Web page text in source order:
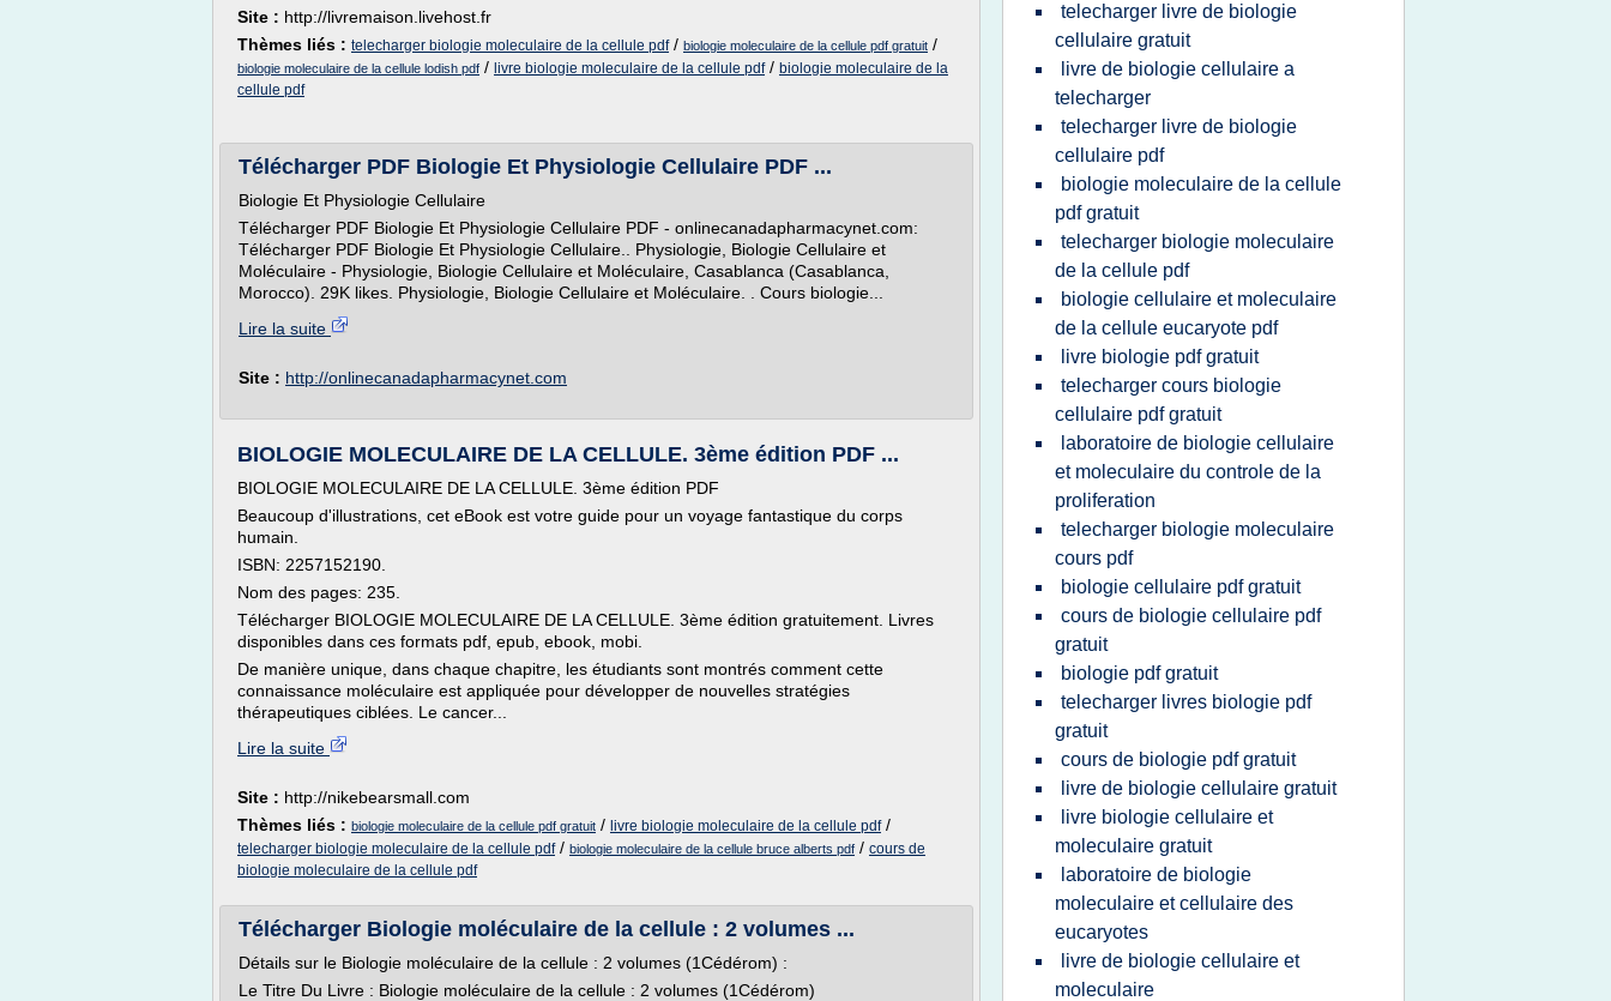
Site : http://livremaison.livehost.fr
Thèmes liés : telecharger biologie moleculaire de la cellule pdf/ biologie moleculaire de la cellule pdf gratuit /
biologie moleculaire de la cellule lodish pdf / livre biologie moleculaire de la cellule pdf/ biologie moleculaire de la
cellule pdf
Télécharger PDF Biologie Et Physiologie Cellulaire PDF ...
Biologie Et Physiologie Cellulaire
Télécharger PDF Biologie Et Physiologie Cellulaire PDF - onlinecanadapharmacynet.com:
Télécharger PDF Biologie Et Physiologie Cellulaire.. Physiologie, Biologie Cellulaire et
Moléculaire - Physiologie, Biologie Cellulaire et Moléculaire, Casablanca (Casablanca,
Morocco). 29K likes. Physiologie, Biologie Cellulaire et Moléculaire. . Cours biologie...
Lire la suite
Site : http://onlinecanadapharmacynet.com
BIOLOGIE MOLECULAIRE DE LA CELLULE. 3ème édition PDF ...
BIOLOGIE MOLECULAIRE DE LA CELLULE. 3ème édition PDF
Beaucoup d'illustrations, cet eBook est votre guide pour un voyage fantastique du corps
humain.
ISBN: 2257152190.
Nom des pages: 235.
Télécharger BIOLOGIE MOLECULAIRE DE LA CELLULE. 3ème édition gratuitement. Livres
disponibles dans ces formats pdf, epub, ebook, mobi.
De manière unique, dans chaque chapitre, les étudiants sont montrés comment cette
connaissance moléculaire est appliquée pour développer de nouvelles stratégies
thérapeutiques ciblées. Le cancer...
Lire la suite
Site : http://nikebearsmall.com
Thèmes liés : biologie moleculaire de la cellule pdf gratuit / livre biologie moleculaire de la cellule pdf/
telecharger biologie moleculaire de la cellule pdf/ biologie moleculaire de la cellule bruce alberts pdf / cours de
biologie moleculaire de la cellule pdf
Télécharger Biologie moléculaire de la cellule : 2 volumes ...
Détails sur le Biologie moléculaire de la cellule : 2 volumes (1Cédérom) :
Le Titre Du Livre : Biologie moléculaire de la cellule : 2 volumes (1Cédérom)
telecharger livre de biologie
cellulaire gratuit
livre de biologie cellulaire a
telecharger
telecharger livre de biologie
cellulaire pdf
biologie moleculaire de la cellule
pdf gratuit
telecharger biologie moleculaire
de la cellule pdf
biologie cellulaire et moleculaire
de la cellule eucaryote pdf
livre biologie pdf gratuit
telecharger cours biologie
cellulaire pdf gratuit
laboratoire de biologie cellulaire
et moleculaire du controle de la
proliferation
telecharger biologie moleculaire
cours pdf
biologie cellulaire pdf gratuit
cours de biologie cellulaire pdf
gratuit
biologie pdf gratuit
telecharger livres biologie pdf
gratuit
cours de biologie pdf gratuit
livre de biologie cellulaire gratuit
livre biologie cellulaire et
moleculaire gratuit
laboratoire de biologie
moleculaire et cellulaire des
eucaryotes
livre de biologie cellulaire et
moleculaire